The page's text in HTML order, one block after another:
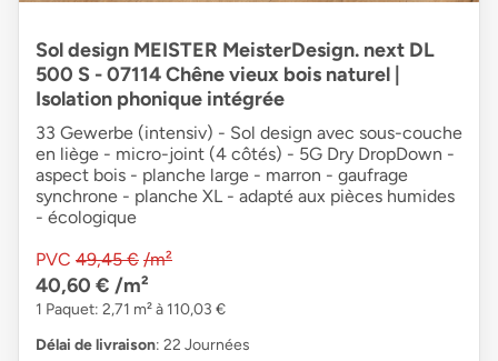
Sol design MEISTER MeisterDesign. next DL
500 S - 07114 Chêne vieux bois naturel |
Isolation phonique intégrée
33 Gewerbe (intensiv) - Sol design avec sous-couche
en liège - micro-joint (4 côtés) - 5G Dry DropDown -
aspect bois - planche large - marron - gaufrage
synchrone - planche XL - adapté aux pièces humides
- écologique
PVC 49,45 € /m²
40,60 € /m²
1 Paquet: 2,71 m² à 110,03 €
Délai de livraison: 22 Journées